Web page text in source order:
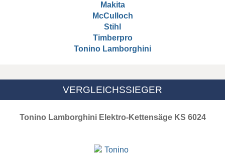
Makita
McCulloch
Stihl
Timberpro
Tonino Lamborghini
VERGLEICHSSIEGER
Tonino Lamborghini Elektro-Kettensäge KS 6024